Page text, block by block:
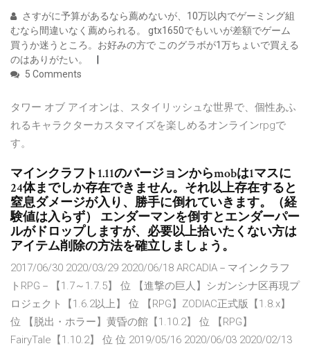
さすがに予算があるなら薦めないが、10万以内でゲーミング組
むなら間違いなく薦められる。 gtx1650でもいいが差額でゲーム
買うか迷うところ。お好みの方で このグラボが1万ちょいで買える
のはありがたい。
5 Comments
タワー オブ アイオンは、スタイリッシュな世界で、個性あふ
れるキャラクターカスタマイズを楽しめるオンラインrpgで
す。
マインクラフト1.11のバージョンからmobは1マスに
24体までしか存在できません。それ以上存在すると
窒息ダメージが入り、勝手に倒れていきます。（経
験値は入らず） エンダーマンを倒すとエンダーパー
ルがドロップしますが、必要以上拾いたくない方は
アイテム削除の方法を確立しましょう。
2017/06/30 2020/03/29 2020/06/18 ARCADIA－マインクラフ
トRPG－【1.7～1.7.5】 位 【進撃の巨人】シガンシナ区再現プ
ロジェクト【1.6.2以上】 位 【RPG】ZODIAC正式版【1.8.x】
位 【脱出・ホラー】黄昏の館【1.10.2】 位 【RPG】
FairyTale【1.10.2】 位 位 2019/05/16 2020/06/03 2020/02/13